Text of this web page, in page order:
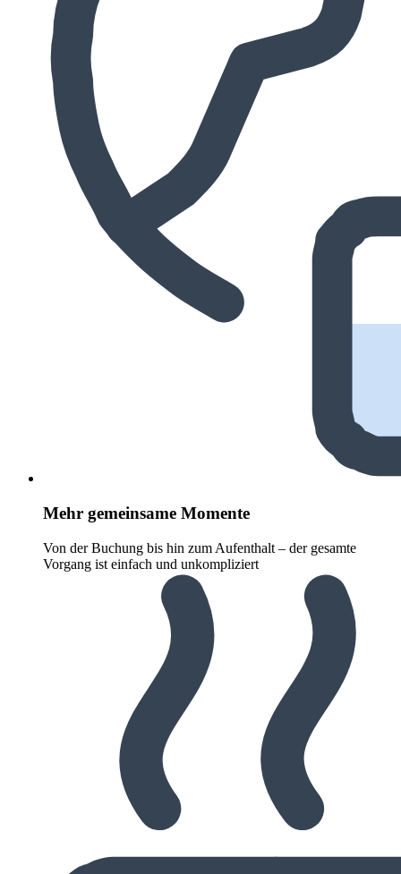
Mehr gemeinsame Momente
Von der Buchung bis hin zum Aufenthalt – der gesamte
Vorgang ist einfach und unkompliziert